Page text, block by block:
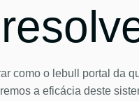
como o lebull portal da
a eficácia deste